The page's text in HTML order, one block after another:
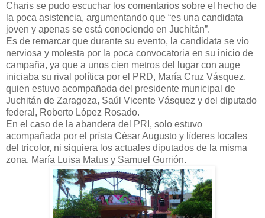
Charis se pudo escuchar los comentarios sobre el hecho de
la poca asistencia, argumentando que “es una candidata
joven y apenas se está conociendo en Juchitán”.
Es de remarcar que durante su evento, la candidata se vio
nerviosa y molesta por la poca convocatoria en su inicio de
campaña, ya que a unos cien metros del lugar con auge
iniciaba su rival política por el PRD, María Cruz Vásquez,
quien estuvo acompañada del presidente municipal de
Juchitán de Zaragoza, Saúl Vicente Vásquez y del diputado
federal, Roberto López Rosado.
En el caso de la abandera del PRI, solo estuvo
acompañada por el prísta César Augusto y líderes locales
del tricolor, ni siquiera los actuales diputados de la misma
zona, María Luisa Matus y Samuel Gurrión.